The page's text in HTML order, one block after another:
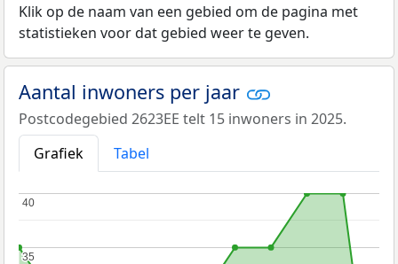
Klik op de naam van een gebied om de pagina met
statistieken voor dat gebied weer te geven.
Aantal inwoners per jaar
Postcodegebied 2623EE telt 15 inwoners in 2025.
Grafiek
Tabel
35
35
40
40